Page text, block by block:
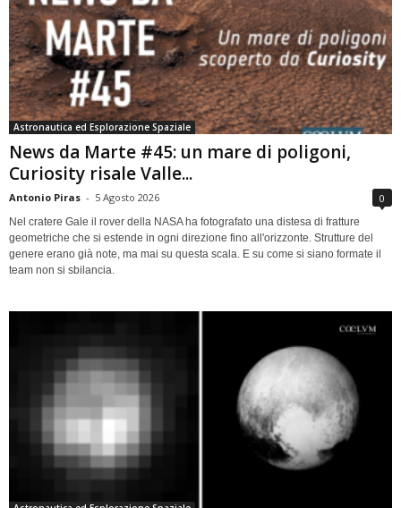
Astronautica ed Esplorazione Spaziale
News da Marte #45: un mare di poligoni,
Curiosity risale Valle...
Antonio Piras - 5 Agosto 2026 0
Nel cratere Gale il rover della NASA ha fotografato una distesa di fratture
geometriche che si estende in ogni direzione fino all'orizzonte. Strutture del
genere erano già note, ma mai su questa scala. E su come si siano formate il
team non si sbilancia.